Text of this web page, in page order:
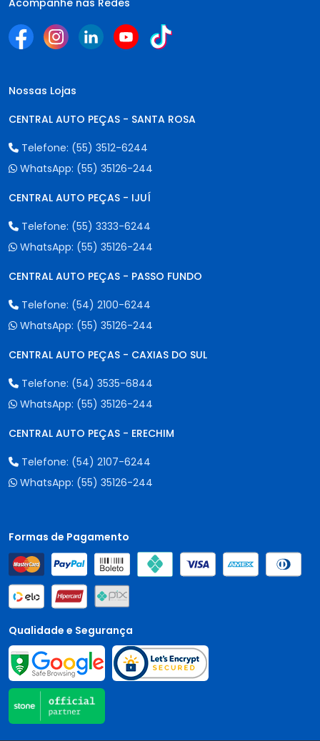
Nossas Lojas
CENTRAL AUTO PEÇAS - SANTA ROSA
Telefone: (55) 3512-6244
WhatsApp: (55) 35126-244
CENTRAL AUTO PEÇAS - IJUÍ
Telefone: (55) 3333-6244
WhatsApp: (55) 35126-244
CENTRAL AUTO PEÇAS - PASSO FUNDO
Telefone: (54) 2100-6244
WhatsApp: (55) 35126-244
CENTRAL AUTO PEÇAS - CAXIAS DO SUL
Telefone: (54) 3535-6844
WhatsApp: (55) 35126-244
CENTRAL AUTO PEÇAS - ERECHIM
Telefone: (54) 2107-6244
WhatsApp: (55) 35126-244
Formas de Pagamento
Qualidade e Segurança